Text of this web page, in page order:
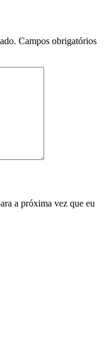
Campos obrigatórios
a próxima vez que eu